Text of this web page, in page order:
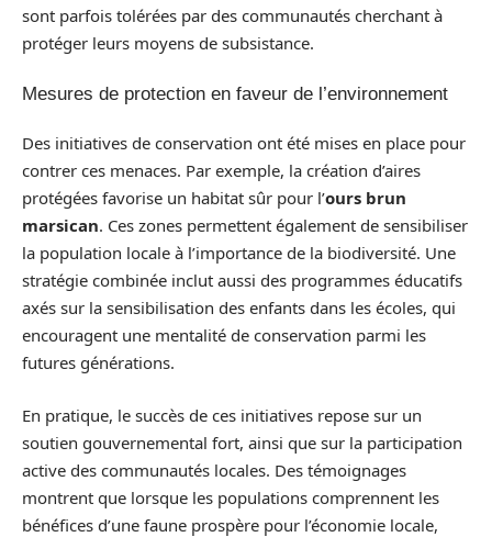
sont parfois tolérées par des communautés cherchant à
protéger leurs moyens de subsistance.
Mesures de protection en faveur de l’environnement
Des initiatives de conservation ont été mises en place pour
contrer ces menaces. Par exemple, la création d’aires
protégées favorise un habitat sûr pour l’ours brun
marsican. Ces zones permettent également de sensibiliser
la population locale à l’importance de la biodiversité. Une
stratégie combinée inclut aussi des programmes éducatifs
axés sur la sensibilisation des enfants dans les écoles, qui
encouragent une mentalité de conservation parmi les
futures générations.
En pratique, le succès de ces initiatives repose sur un
soutien gouvernemental fort, ainsi que sur la participation
active des communautés locales. Des témoignages
montrent que lorsque les populations comprennent les
bénéfices d’une faune prospère pour l’économie locale,